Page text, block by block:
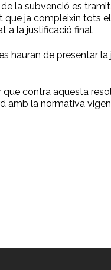
la subvenció es
ja compleixin tots
a la justificació final.
hauran de presentar
contra aquesta
amb la normativa